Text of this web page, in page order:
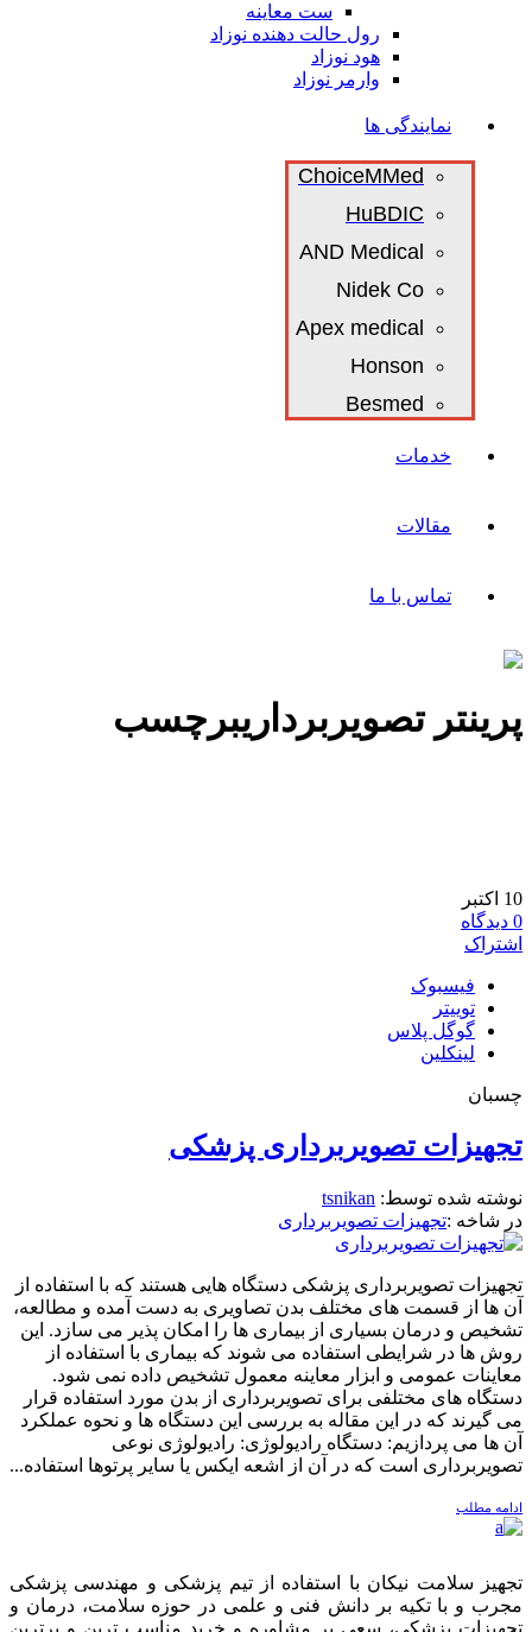
ست معاینه
رول حالت دهنده نوزاد
هود نوزاد
وارمر نوزاد
نمایندگی ها
ChoiceMMed
HuBDIC
AND Medical
Nidek Co
Apex medical
Honson
Besmed
خدمات
مقالات
تماس با ما
پرینتر تصویربرداریبرچسب
10 اکتبر
0 دیدگاه
اشتراک
فیسبوک
توییتر
گوگل پلاس
لینکلین
چسبان
تجهیزات تصویربرداری پزشکی
نوشته شده توسط: tsnikan
در شاخه :تجهیزات تصویربرداری
تجهیزات تصویربرداری پزشکی دستگاه هایی هستند که با استفاده از
آن ها از قسمت های مختلف بدن تصاویری به دست آمده و مطالعه،
تشخیص و درمان بسیاری از بیماری ها را امکان پذیر می سازد. این
روش ها در شرایطی استفاده می شوند که بیماری با استفاده از
معاینات عمومی و ابزار معاینه معمول تشخیص داده نمی شود.
دستگاه های مختلفی برای تصویربرداری از بدن مورد استفاده قرار
می گیرند که در این مقاله به بررسی این دستگاه ها و نحوه عملکرد
آن ها می پردازیم: دستگاه رادیولوژی: رادیولوژی نوعی
تصویربرداری است که در آن از اشعه ایکس یا سایر پرتوها استفاده...
ادامه مطلب
تجهیز سلامت نیکان با استفاده از تیم پزشکی و مهندسی پزشکی
مجرب و با تکیه بر دانش فنی و علمی در حوزه سلامت، درمان و
تجهیزات پزشکی، سعی بر مشاوره و خرید مناسب ترین و برترین